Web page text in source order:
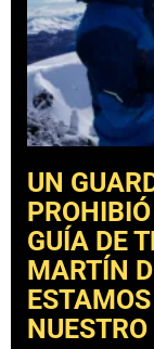
UN
GUÍA DE
MARTÍN